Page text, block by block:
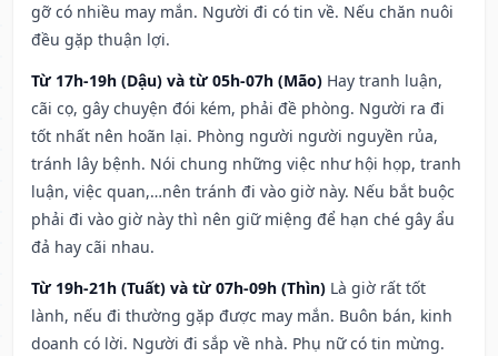
gỡ có nhiều may mắn. Người đi có tin về. Nếu chăn nuôi
đều gặp thuận lợi.
Từ 17h-19h (Dậu) và từ 05h-07h (Mão) Hay tranh luận,
cãi cọ, gây chuyện đói kém, phải đề phòng. Người ra đi
tốt nhất nên hoãn lại. Phòng người người nguyền rủa,
tránh lây bệnh. Nói chung những việc như hội họp, tranh
luận, việc quan,…nên tránh đi vào giờ này. Nếu bắt buộc
phải đi vào giờ này thì nên giữ miệng để hạn ché gây ẩu
đả hay cãi nhau.
Từ 19h-21h (Tuất) và từ 07h-09h (Thìn) Là giờ rất tốt
lành, nếu đi thường gặp được may mắn. Buôn bán, kinh
doanh có lời. Người đi sắp về nhà. Phụ nữ có tin mừng.